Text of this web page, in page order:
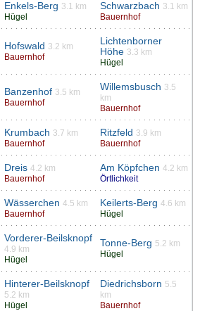
Enkels-Berg 3.1 km
Hügel
Schwarzbach 3.1 km
Bauernhof
Hofswald 3.2 km
Bauernhof
Lichtenborner
Höhe 3.3 km
Hügel
Banzenhof 3.5 km
Bauernhof
Willemsbusch 3.5
km
Bauernhof
Krumbach 3.7 km
Bauernhof
Ritzfeld 3.9 km
Bauernhof
Dreis 4.2 km
Bauernhof
Am Köpfchen 4.2 km
Örtlichkeit
Wässerchen 4.5 km
Bauernhof
Keilerts-Berg 4.6 km
Hügel
Vorderer-Beilsknopf
4.9 km
Hügel
Tonne-Berg 5.2 km
Hügel
Hinterer-Beilsknopf
5.2 km
Hügel
Diedrichsborn 5.5
km
Bauernhof